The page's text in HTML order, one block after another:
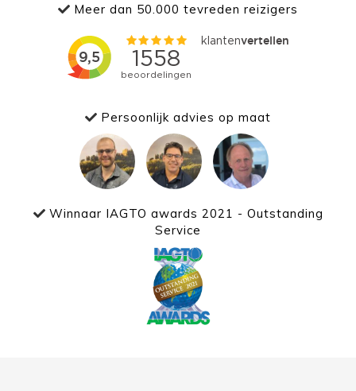
Meer dan 50.000 tevreden reizigers
Persoonlijk advies op maat
Winnaar IAGTO awards 2021 - Outstanding
Service